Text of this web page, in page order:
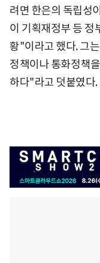
려면 한은의 독립성
이 기획재정부 등 정
황"이라고 했다. 그
정책이나 통화정책
하다"라고 덧붙였다.